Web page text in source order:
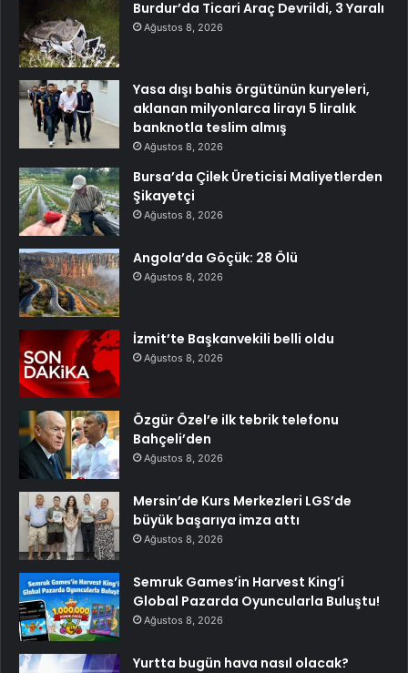
Burdur’da Ticari Araç Devrildi, 3 Yaralı
Ağustos 8, 2026
Yasa dışı bahis örgütünün kuryeleri,
aklanan milyonlarca lirayı 5 liralık
banknotla teslim almış
Ağustos 8, 2026
Bursa’da Çilek Üreticisi Maliyetlerden
Şikayetçi
Ağustos 8, 2026
Angola’da Göçük: 28 Ölü
Ağustos 8, 2026
İzmit’te Başkanvekili belli oldu
Ağustos 8, 2026
Özgür Özel’e ilk tebrik telefonu
Bahçeli’den
Ağustos 8, 2026
Mersin’de Kurs Merkezleri LGS’de
büyük başarıya imza attı
Ağustos 8, 2026
Semruk Games’in Harvest King’i
Global Pazarda Oyuncularla Buluştu!
Ağustos 8, 2026
Yurtta bugün hava nasıl olacak?